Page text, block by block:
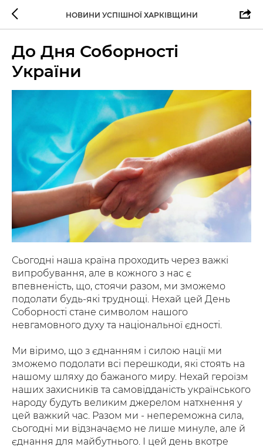
НОВИНИ УСПІШНОЇ ХАРКІВЩИНИ
До Дня Соборності
України
Сьогодні наша країна проходить через важкі
випробування, але в кожного з нас є
впевненість, що, стоячи разом, ми зможемо
подолати будь-які труднощі. Нехай цей День
Соборності стане символом нашого
невгамовного духу та національної єдності.
Ми віримо, що з єднанням і силою нації ми
зможемо подолати всі перешкоди, які стоять на
нашому шляху до бажаного миру. Нехай героїзм
наших захисників та самовідданість українського
народу будуть великим джерелом натхнення у
цей важкий час. Разом ми - непереможна сила,
сьогодні ми відзначаємо не лише минуле, але й
єднання для майбутнього. І цей день вкотре